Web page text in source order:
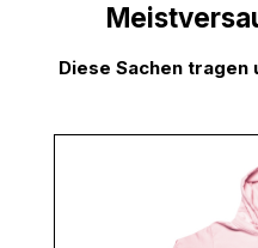
Diese Sachen tragen